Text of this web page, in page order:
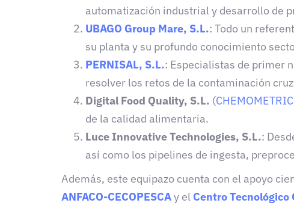
automatización industrial y desarrollo de
UBAGO Group Mare, S.L.: Todo un
su planta y su profundo conocimiento
PERNISAL, S.L.: Especialistas de primer
resolver los retos de la contaminación
Digital Food Quality, S.L. (
de la calidad alimentaria.
Luce Innovative Technologies, S.L.:
así como los pipelines de ingesta,
Además, este equipazo cuenta con el apoyo
ANFACO-CECOPESCAy el Centro Tecnológico